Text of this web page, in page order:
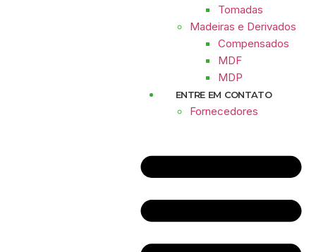
Tomadas
Madeiras e Derivados
Compensados
MDF
MDP
ENTRE EM CONTATO
Fornecedores